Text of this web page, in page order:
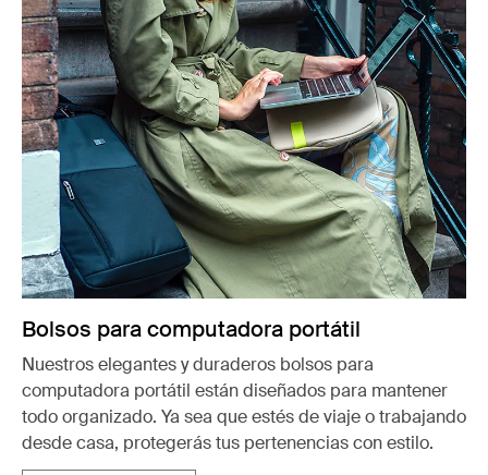
Bolsos para computadora portátil
Nuestros elegantes y duraderos bolsos para
computadora portátil están diseñados para mantener
todo organizado. Ya sea que estés de viaje o trabajando
desde casa, protegerás tus pertenencias con estilo.